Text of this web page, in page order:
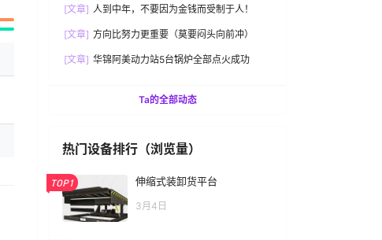
[文章] 人到中年，不要因为金钱而受制于人！
[文章] 方向比努力更重要（莫要闷头向前冲）
[文章] 华锦阿美动力站5台锅炉全部点火成功
Ta的全部动态
热门设备排行（浏览量）
TOP1 伸缩式装卸货平台
3月4日